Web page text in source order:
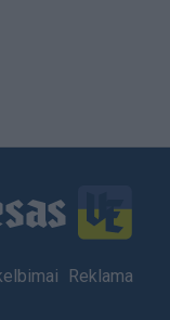
Reklama